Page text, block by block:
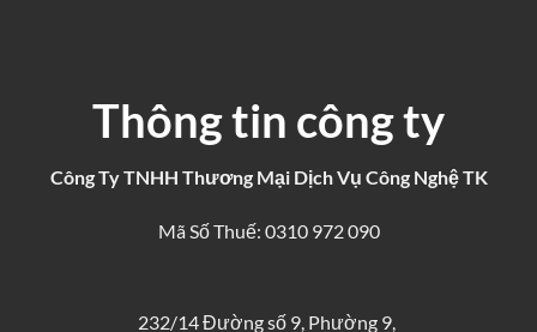
Thông tin công ty
Công Ty TNHH Thương Mại Dịch Vụ Công Nghệ TK
Mã Số Thuế: 0310 972 090
232/14 Đường số 9, Phường 9,